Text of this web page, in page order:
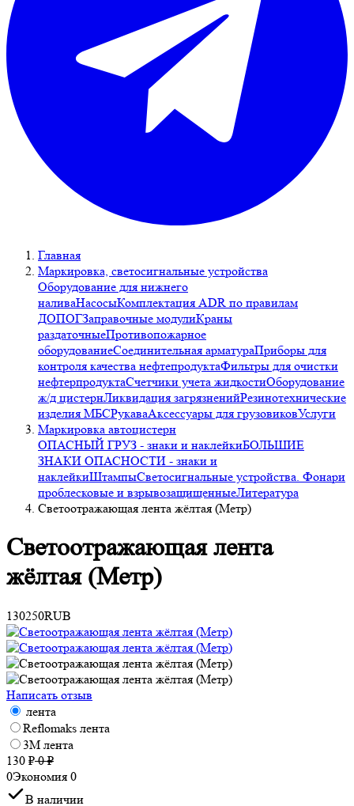
Главная
Маркировка, светосигнальные устройства
Оборудование для нижнего
наливаНасосыКомплектация ADR по правилам
ДОПОГЗаправочные модулиКраны
раздаточныеПротивопожарное
оборудованиеСоединительная арматураПриборы для
контроля качества нефтепродуктаФильтры для очистки
нефтерпродуктаСчетчики учета жидкостиОборудование
ж/д цистернЛиквидация загрязненийРезинотехнические
изделия МБСРукаваАксессуары для грузовиковУслуги
Маркировка автоцистерн
ОПАСНЫЙ ГРУЗ - знаки и наклейкиБОЛЬШИЕ
ЗНАКИ ОПАСНОСТИ - знаки и
наклейкиШтампыСветосигнальные устройства. Фонари
проблесковые и взрывозащищенныеЛитература
Светоотражающая лента жёлтая (Метр)
Светоотражающая лента
жёлтая (Метр)
130250RUB
Написать отзыв
лента
Reflomaks лента
3М лента
130 ₽0₽
0Экономия 0
В наличии